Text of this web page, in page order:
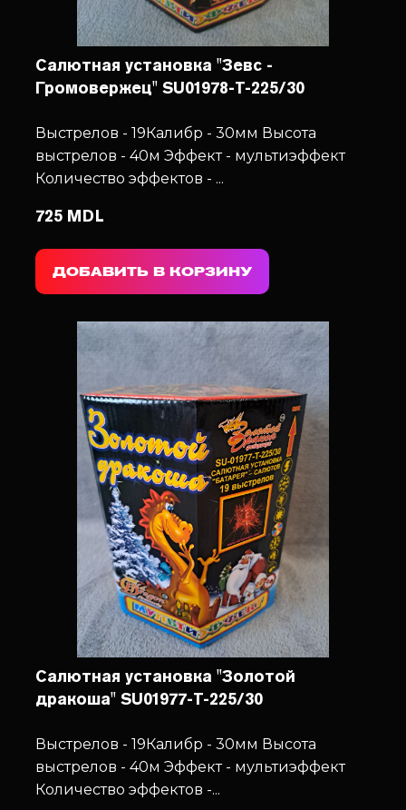
Салютная установка "Зевс -
Громовержец" SU01978-T-225/30
Выстрелов - 19Калибр - 30мм Высота
выстрелов - 40м Эффект - мультиэффект
Количество эффектов - ...
725 MDL
ДОБАВИТЬ В КОРЗИНУ
Салютная установка "Золотой
дракоша" SU01977-T-225/30
Выстрелов - 19Калибр - 30мм Высота
выстрелов - 40м Эффект - мультиэффект
Количество эффектов -...